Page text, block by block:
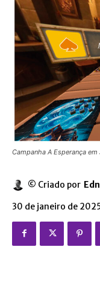
Campanha A Esperança
© Criado por
30 de janeiro de